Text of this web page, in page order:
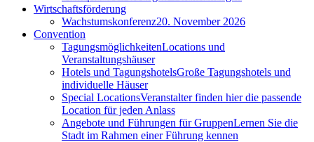
Wirtschaftsförderung
Wachstumskonferenz20. November 2026
Convention
TagungsmöglichkeitenLocations und
Veranstaltungshäuser
Hotels und TagungshotelsGroße Tagungshotels und
individuelle Häuser
Special LocationsVeranstalter finden hier die passende
Location für jeden Anlass
Angebote und Führungen für GruppenLernen Sie die
Stadt im Rahmen einer Führung kennen